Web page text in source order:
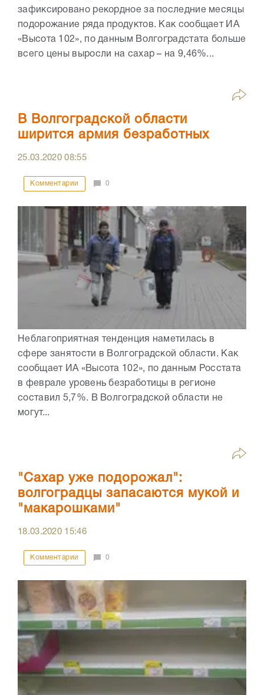
зафиксировано рекордное за последние месяцы
подорожание ряда продуктов. Как сообщает ИА
«Высота 102», по данным Волгоградстата больше
всего цены выросли на сахар – на 9,46%...
В Волгоградской области
ширится армия безработных
25.03.202008:55
Комментарии 0
Неблагоприятная тенденция наметилась в
сфере занятости в Волгоградской области. Как
сообщает ИА «Высота 102», по данным Росстата
в феврале уровень безработицы в регионе
составил 5,7%. В Волгоградской области не
могут...
"Сахар уже подорожал":
волгоградцы запасаются мукой и
"макарошками"
18.03.2020 15:46
Комментарии 0